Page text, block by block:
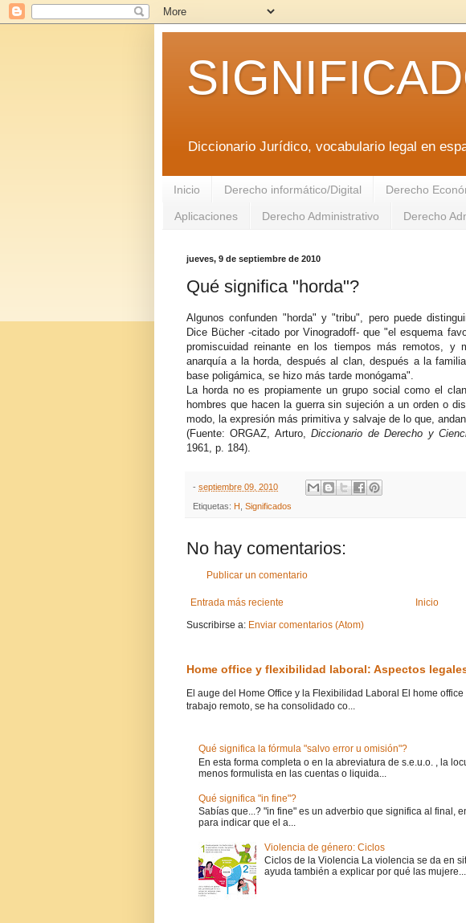
Diccionario Jurídico, vocabulario legal en
Inicio Derecho informático/Digital Derecho
Aplicaciones Derecho Administrativo Derecho
jueves, 9 de septiembre de 2010
Qué significa "horda"?
Algunos confunden "horda" y "tribu", pero puede
Dice Bücher -citado por Vinogradoff- que "el esquema
promiscuidad reinante en los tiempos más remotos, y
anarquía a la horda, después al clan, después a la
base poligámica, se hizo más tarde monógama".
La horda no es propiamente un grupo social como el
hombres que hacen la guerra sin sujeción a un orden o
modo, la expresión más primitiva y salvaje de lo que,
(Fuente: ORGAZ, Arturo,Diccionario de Derecho y
1961, p. 184).
- septiembre 09, 2010
Etiquetas: H Significados
No hay comentarios:
Publicar un comentario
Entrada más reciente
Inicio
Suscribirse a: Enviar comentarios (Atom)
Home office y flexibilidad laboral: Aspectos
El auge del Home Office y la Flexibilidad Laboral El home
trabajo remoto, se ha consolidado co...
Qué significa la fórmula "salvo error u omisión"?
En esta forma completa o en la abreviatura de s.e.u.o. , la
menos formulista en las cuentas o liquida...
Qué significa "in fine"?
Sabías que...? "in fine" es un adverbio que significa al final,
para indicar que el a...
Violencia de género: Ciclos
Ciclos de la Violencia La violencia se da en
ayuda también a explicar por qué las mujere...